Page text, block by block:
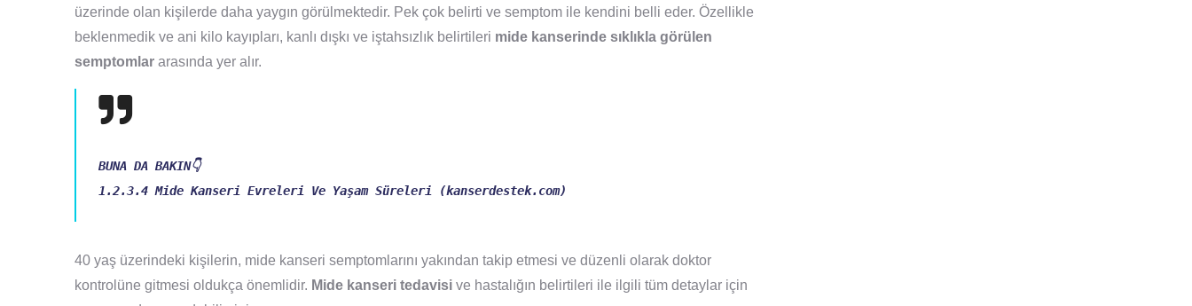
üzerinde olan kişilerde daha yaygın görülmektedir. Pek çok belirti ve semptom ile kendini belli eder. Özellikle
beklenmedik ve ani kilo kayıpları, kanlı dışkı ve iştahsızlık belirtileri mide kanserinde sıklıkla görülen
semptomlar arasında yer alır.
1.2.3.4 Mide Kanseri Evreleri Ve Yaşam Süreleri (kanserdestek.com)
40 yaş üzerindeki kişilerin, mide kanseri semptomlarını yakından takip etmesi ve düzenli olarak doktor
kontrolüne gitmesi oldukça önemlidir. Mide kanseri tedavisi ve hastalığın belirtileri ile ilgili tüm detaylar için